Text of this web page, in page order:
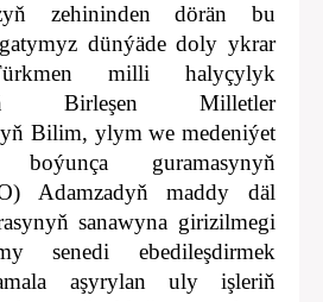
zehininden dörän bu
dünýäde doly ykrar
milli halyçylyk
Birleşen Milletler
Bilim, ylym we medeniýet
boýunça guramasynyň
Adamzadyň maddy däl
sanawyna girizilmegi
senedi ebedileşdirmek
aşyrylan uly işleriň